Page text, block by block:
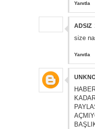
Yanıtla
ADSIZ
size
Yanıtla